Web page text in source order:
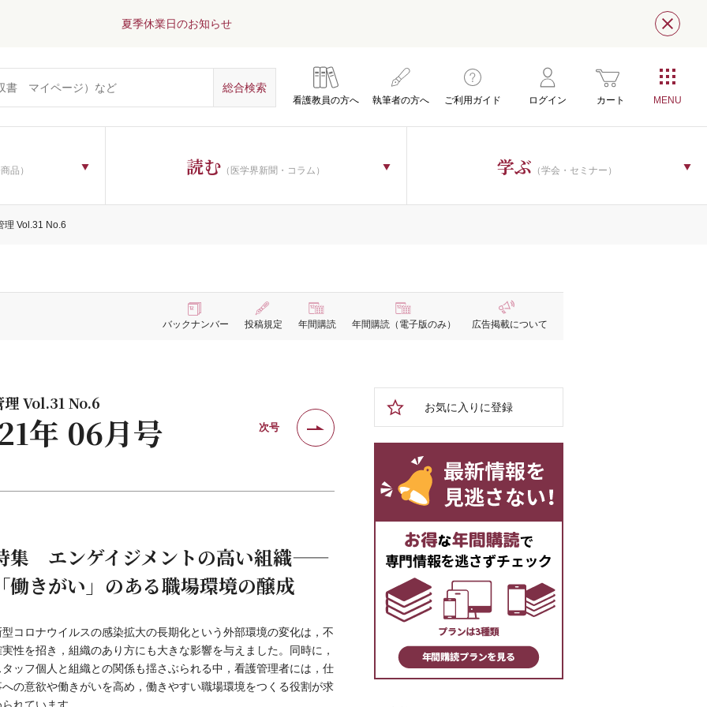
夏季休業日のお知らせ 閉じ
看護教員の方へ 執筆者の方へ ご利用ガイド ログイン カート
品） 読む （医学界新聞・コラム） 学ぶ （学会・セミナー）
理 Vol.31 No.6
バックナンバー 投稿規定 年間購読 年間購読 （電子版のみ） 広告掲載について
理 Vol.31 No.6
年 06月号 次号
集 エンゲイジメントの高い組織——
働きがい」のある職場環境の醸成
型コロナウイルスの感染拡大の長期化という外部環境の変化は，不
実性を招き，組織のあり方にも大きな影響を与えました。同時に，
タッフ個人と組織との関係も揺さぶられる中，看護管理者には，仕
への意欲や働きがいを高め，働きやすい職場環境をつくる役割が求
お気に入りに登録